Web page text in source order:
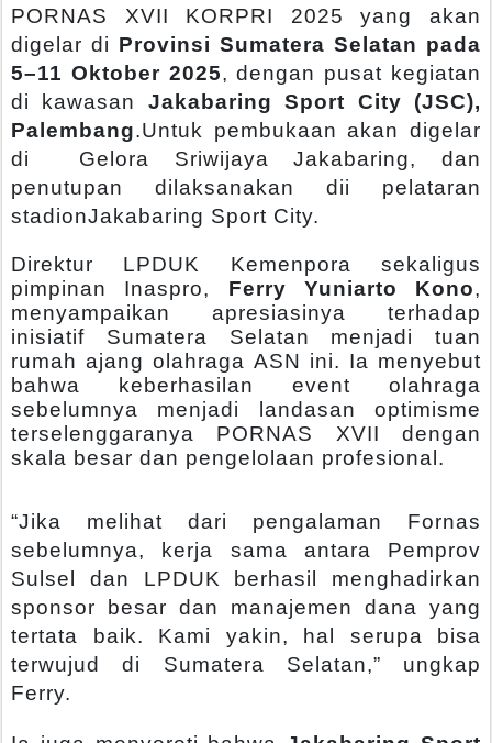
PORNAS XVII KORPRI 2025 yang akan
digelar di Provinsi Sumatera Selatan pada
5–11 Oktober 2025, dengan pusat kegiatan
di kawasan Jakabaring Sport City (JSC),
Palembang.Untuk pembukaan akan digelar
di Gelora Sriwijaya Jakabaring, dan
penutupan dilaksanakan dii pelataran
stadionJakabaring Sport City.
Direktur LPDUK Kemenpora sekaligus
pimpinan Inaspro, Ferry Yuniarto Kono,
menyampaikan apresiasinya terhadap
inisiatif Sumatera Selatan menjadi tuan
rumah ajang olahraga ASN ini. Ia menyebut
bahwa keberhasilan event olahraga
sebelumnya menjadi landasan optimisme
terselenggaranya PORNAS XVII dengan
skala besar dan pengelolaan profesional.
“Jika melihat dari pengalaman Fornas
sebelumnya, kerja sama antara Pemprov
Sulsel dan LPDUK berhasil menghadirkan
sponsor besar dan manajemen dana yang
tertata baik. Kami yakin, hal serupa bisa
terwujud di Sumatera Selatan,” ungkap
Ferry.